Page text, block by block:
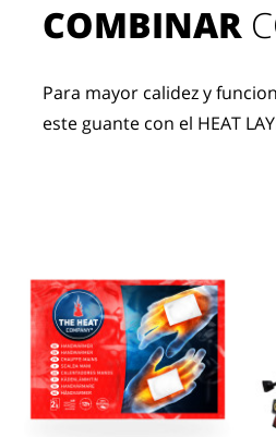
COMBINAR
Para mayor calidez y
este guante con el HEAT